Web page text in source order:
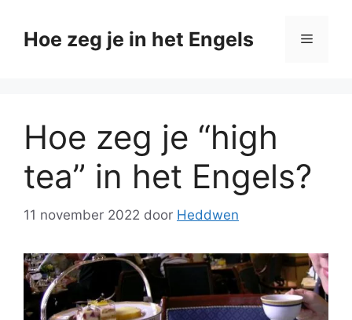
naarHoe zeg je in het Engels Menu
Hoe zeg je “high
tea” in het Engels?
11 november 2022 door Heddwen